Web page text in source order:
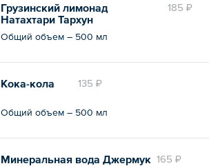
185 ₽
Грузинский лимонад
Натахтари Тархун
Общий объем – 500 мл
135 ₽
Кока-кола
Общий объем – 500 мл
165 ₽
Минеральная вода Джермук